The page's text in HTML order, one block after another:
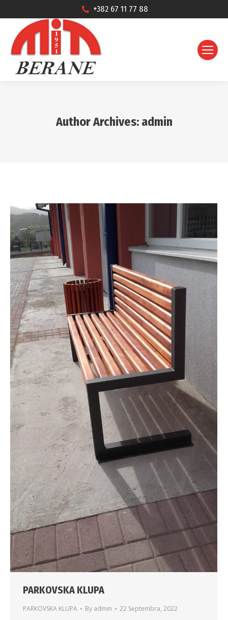
+382 67 11 77 88
Author Archives: admin
PARKOVSKA KLUPA
PARKOVSKA KLUPA By admin 22 Septembra, 2022